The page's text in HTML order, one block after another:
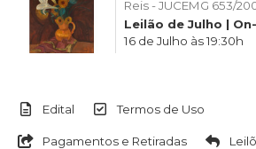
Reis - JUCEMG 653/
Leilão de Julho |
16 de Julho às 19:30h
Edital Termos de Uso
Pagamentos e Retiradas